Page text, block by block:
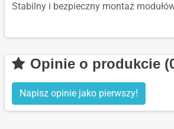
Stabilny i bezpieczny montaż
Opinie o produkcie
Napisz opinie jako pierwszy!